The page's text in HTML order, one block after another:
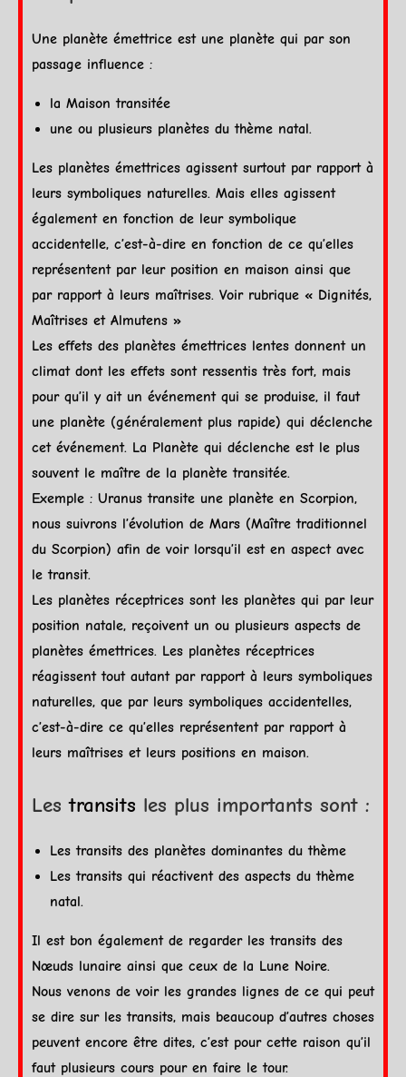
Une planète émettrice est une planète qui par son
passage influence :
la Maison transitée
une ou plusieurs planètes du thème natal.
Les planètes émettrices agissent surtout par rapport à
leurs symboliques naturelles. Mais elles agissent
également en fonction de leur symbolique
accidentelle, c’est-à-dire en fonction de ce qu’elles
représentent par leur position en maison ainsi que
par rapport à leurs maîtrises. Voir rubrique « Dignités,
Maîtrises et Almutens »
Les effets des planètes émettrices lentes donnent un
climat dont les effets sont ressentis très fort, mais
pour qu’il y ait un événement qui se produise, il faut
une planète (généralement plus rapide) qui déclenche
cet événement. La Planète qui déclenche est le plus
souvent le maître de la planète transitée.
Exemple : Uranus transite une planète en Scorpion,
nous suivrons l’évolution de Mars (Maître traditionnel
du Scorpion) afin de voir lorsqu’il est en aspect avec
le transit.
Les planètes réceptrices sont les planètes qui par leur
position natale, reçoivent un ou plusieurs aspects de
planètes émettrices. Les planètes réceptrices
réagissent tout autant par rapport à leurs symboliques
naturelles, que par leurs symboliques accidentelles,
c’est-à-dire ce qu’elles représentent par rapport à
leurs maîtrises et leurs positions en maison.
Lestransits les plus importants sont :
Lestransits des planètes dominantes du thème
Lestransits qui réactivent des aspects du thème
natal.
Il est bon également de regarder lestransits des
Nœuds lunaire ainsi que ceux de la Lune Noire.
Nous venons de voir les grandes lignes de ce qui peut
se dire sur lestransits, mais beaucoup d’autres choses
peuvent encore être dites, c’est pour cette raison qu’il
faut plusieurs cours pour en faire le tour.